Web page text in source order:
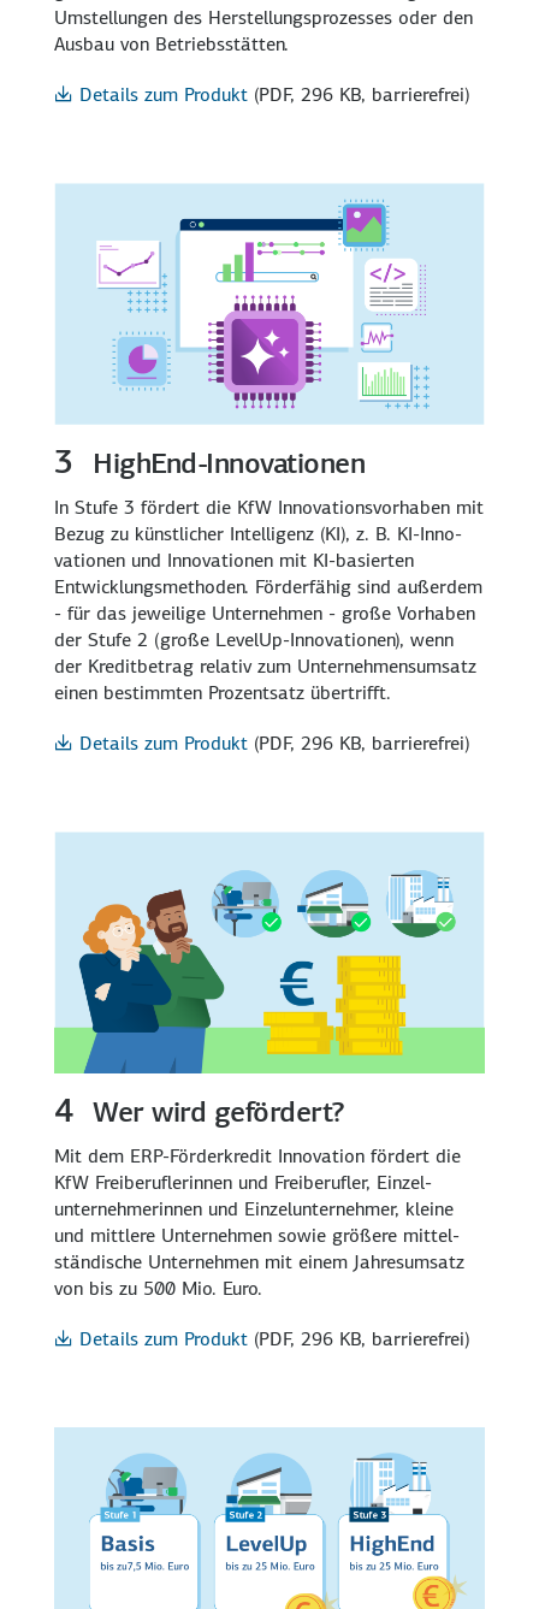
Umstellungen des Herstellungs­prozesses oder den
Ausbau von Betriebs­stätten.
Details zum Produkt (PDF, 296 KB, barrierefrei)
3 HighEnd-Innovationen
In Stufe 3 fördert die KfW Innovations­vorhaben mit
Bezug zu künstlicher Intelligenz (KI), z. B. KI-Inno­
vationen und Innovati­onen mit KI-basierten
Entwicklungs­methoden. Förder­fähig sind außerdem
- für das jeweilige Unternehmen - große Vorhaben
der Stufe 2 (große LevelUp-Innovationen), wenn
der Kreditbetrag relativ zum Unternehmens­umsatz
einen bestimmten Prozent­satz übertrifft.
Details zum Produkt (PDF, 296 KB, barrierefrei)
4 Wer wird gefördert?
Mit dem ERP-Förderkredit Innovation fördert die
KfW Freiberuf­lerinnen und Freiberufler, Einzel­
unterneh­merinnen und Einzel­unternehmer, kleine
und mittlere Unternehmen sowie größere mittel­
ständische Unternehmen mit einem Jahres­umsatz
von bis zu 500 Mio. Euro.
Details zum Produkt (PDF, 296 KB, barrierefrei)